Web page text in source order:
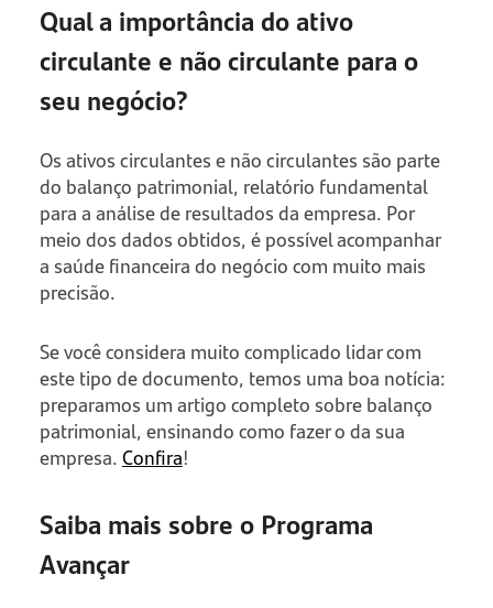
Qual a importância do ativo
circulante e não circulante para o
seu negócio?
Os ativos circulantes e não circulantes são parte
do balanço patrimonial, relatório fundamental
para a análise de resultados da empresa. Por
meio dos dados obtidos, é possível acompanhar
a saúde financeira do negócio com muito mais
precisão.
Se você considera muito complicado lidar com
este tipo de documento, temos uma boa notícia:
preparamos um artigo completo sobre balanço
patrimonial, ensinando como fazer o da sua
empresa.Confira!
Saiba mais sobre o Programa
Avançar